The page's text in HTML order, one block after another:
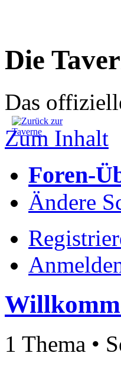
Die
Das
Zum Inhalt
Foren-
Ändere
1 Thema •